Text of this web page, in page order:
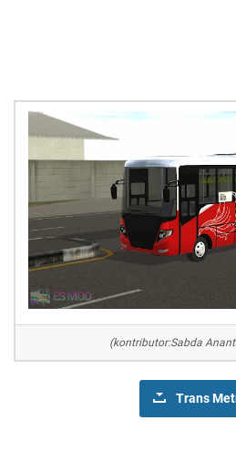
(kontributor:Sabda
Trans